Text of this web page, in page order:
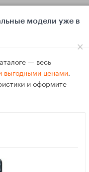
iPhone 2025: iPhone 15
модели уже в
×
— весь
выгодными ценами.
и оформите